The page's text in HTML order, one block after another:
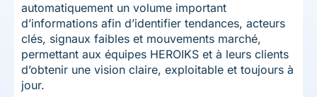
automatiquement un volume important
d’informations afin d’identifier tendances, acteurs
clés, signaux faibles et mouvements marché,
permettant aux équipes HEROIKS et à leurs clients
d’obtenir une vision claire, exploitable et toujours à
jour.